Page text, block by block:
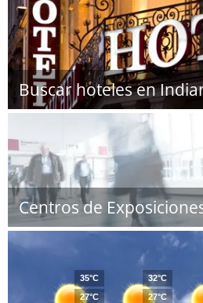
Buscar hoteles en
Centros de
35°C
27°C
32°C
27°C